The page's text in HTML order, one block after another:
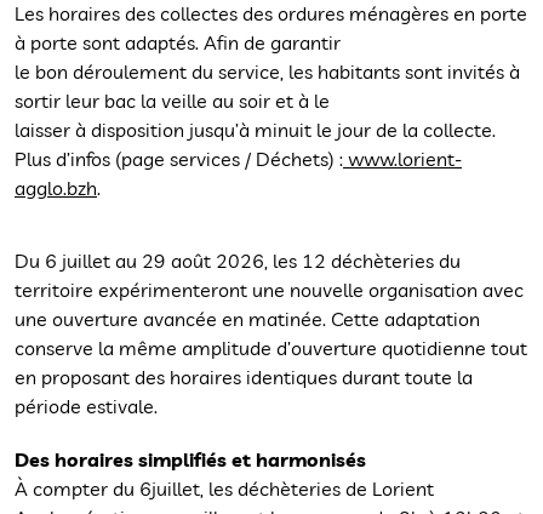
Les horaires des collectes des ordures ménagères en porte
à porte sont adaptés. Afin de garantir
le bon déroulement du service, les habitants sont invités à
sortir leur bac la veille au soir et à le
laisser à disposition jusqu’à minuit le jour de la collecte.
Plus d’infos (page services / Déchets) : www.lorient-
agglo.bzh.
Du 6 juillet au 29 août 2026, les 12 déchèteries du
territoire expérimenteront une nouvelle organisation avec
une ouverture avancée en matinée. Cette adaptation
conserve la même amplitude d’ouverture quotidienne tout
en proposant des horaires identiques durant toute la
période estivale.
Des horaires simplifiés et harmonisés
À compter du 6juillet, les déchèteries de Lorient